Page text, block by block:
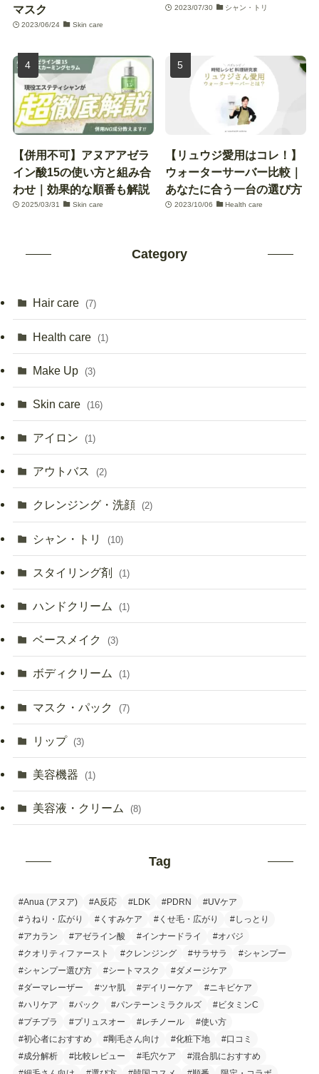
マスク
2023/06/24 Skin care
2023/07/30 シャン・トリ
【併用不可】アヌアアゼラ
イン酸15の使い方と組み合
わせ｜効果的な順番も解説
2025/03/31 Skin care
【リュウジ愛用はコレ！】
ウォーターサーバー比較｜
あなたに合う一台の選び方
2023/10/06 Health care
Category
Hair care (7)
Health care (1)
Make Up (3)
Skin care (16)
アイロン (1)
アウトバス (2)
クレンジング・洗顔 (2)
シャン・トリ (10)
スタイリング剤 (1)
ハンドクリーム (1)
ベースメイク (3)
ボディクリーム (1)
マスク・パック (7)
リップ (3)
美容機器 (1)
美容液・クリーム (8)
Tag
#Anua (アヌア) #A反応 #LDK #PDRN
#UVケア
#うねり・広がり
#くすみケア #くせ毛・広がり
#しっとり
#アカラン
#アゼライン酸 #インナードライ
#オバジ
#クオリティファースト
#クレンジング #サラサラ
#シャンプー
#シャンプー選び方
#シートマスク
#ダメージケア
#ダーマレーザー
#ツヤ肌 #デイリーケア
#ニキビケア
#ハリケア
#パック #パンテーンミラクルズ
#ビタミンC
#プチプラ
#プリュスオー #レチノール
#使い方
#初心者におすすめ
#剛毛さん向け #化粧下地
#口コミ
#成分解析
#比較レビュー #毛穴ケア
#混合肌におすすめ